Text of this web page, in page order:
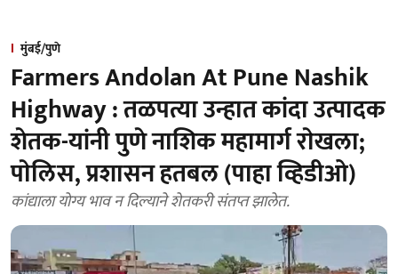
मुंबई/पुणे
Farmers Andolan At Pune Nashik
Highway : तळपत्या उन्हात कांदा उत्पादक
शेतक-यांनी पुणे नाशिक महामार्ग राेखला;
पाेलिस, प्रशासन हतबल (पाहा व्हिडीओ)
कांद्याला याेग्य भाव न दिल्याने शेतकरी संतप्त झालेत.